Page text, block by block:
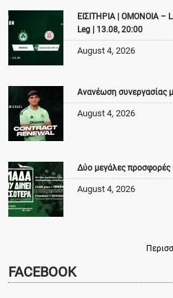
ΕΙΣΙΤΗΡΙΑ | ΟΜΟΝΟΙΑ –
Leg | 13.08, 20:00
August 4, 2026
Ανανέωση συνεργασίας
August 4, 2026
Δύο μεγάλες προσφορές
August 4, 2026
FACEBOOK